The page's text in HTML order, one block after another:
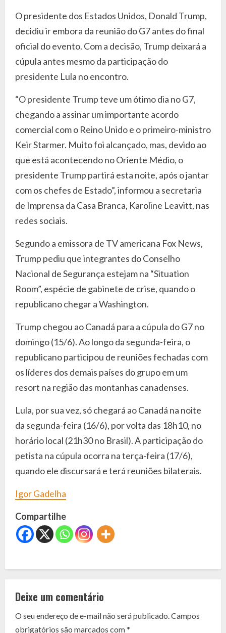
O presidente dos Estados Unidos, Donald Trump,
decidiu ir embora da reunião do G7 antes do final
oficial do evento. Com a decisão, Trump deixará a
cúpula antes mesmo da participação do
presidente Lula no encontro.
“O presidente Trump teve um ótimo dia no G7,
chegando a assinar um importante acordo
comercial com o Reino Unido e o primeiro-ministro
Keir Starmer. Muito foi alcançado, mas, devido ao
que está acontecendo no Oriente Médio, o
presidente Trump partirá esta noite, após o jantar
com os chefes de Estado”, informou a secretaria
de Imprensa da Casa Branca, Karoline Leavitt, nas
redes sociais.
Segundo a emissora de TV americana Fox News,
Trump pediu que integrantes do Conselho
Nacional de Segurança estejam na “Situation
Room”, espécie de gabinete de crise, quando o
republicano chegar a Washington.
Trump chegou ao Canadá para a cúpula do G7 no
domingo (15/6). Ao longo da segunda-feira, o
republicano participou de reuniões fechadas com
os líderes dos demais países do grupo em um
resort na região das montanhas canadenses.
Lula, por sua vez, só chegará ao Canadá na noite
da segunda-feira (16/6), por volta das 18h10, no
horário local (21h30 no Brasil). A participação do
petista na cúpula ocorra na terça-feira (17/6),
quando ele discursará e terá reuniões bilaterais.
Igor Gadelha
Compartilhe
C
n
t
Deixe um comentário
O seu endereço de e-mail não será publicado. Campos
obrigatórios são marcados com*